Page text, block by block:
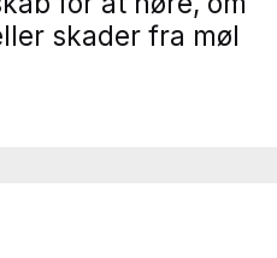
skader fra møl